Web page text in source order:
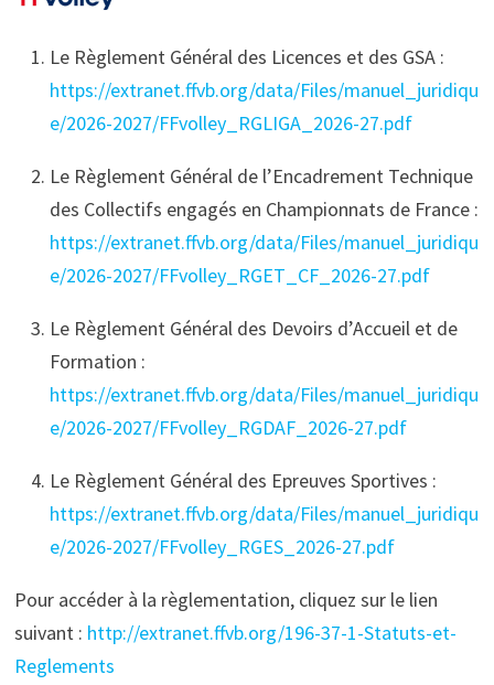
Le Règlement Général des Licences et des GSA :
https://extranet.ffvb.org/data/Files/manuel_juridiqu
e/2026-2027/FFvolley_RGLIGA_2026-27.pdf
Le Règlement Général de l’Encadrement Technique
des Collectifs engagés en Championnats de France :
https://extranet.ffvb.org/data/Files/manuel_juridiqu
e/2026-2027/FFvolley_RGET_CF_2026-27.pdf
Le Règlement Général des Devoirs d’Accueil et de
Formation :
https://extranet.ffvb.org/data/Files/manuel_juridiqu
e/2026-2027/FFvolley_RGDAF_2026-27.pdf
Le Règlement Général des Epreuves Sportives :
https://extranet.ffvb.org/data/Files/manuel_juridiqu
e/2026-2027/FFvolley_RGES_2026-27.pdf
Pour accéder à la règlementation, cliquez sur le lien
suivant : http://extranet.ffvb.org/196-37-1-Statuts-et-
Reglements